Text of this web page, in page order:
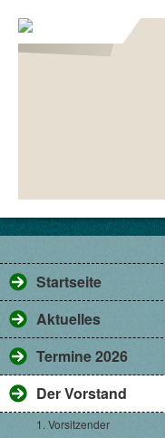
Startseite
Aktuelles
Termine 2026
Der Vorstand
1. Vorsitzender